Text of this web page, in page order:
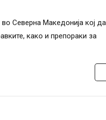
Северна Македонија кој
како и препораки за